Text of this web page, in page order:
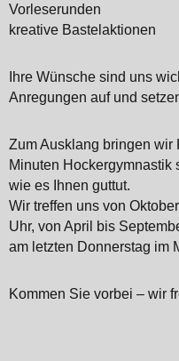
Vorleserunden
kreative Bastelaktionen
Ihre Wünsche sind uns
Anregungen auf und
Zum Ausklang bringen wir
Minuten Hockergymnastik
wie es Ihnen guttut.
Wir treffen uns von
Uhr, von April bis
am letzten Donnerstag im
Kommen Sie vorbei – wir